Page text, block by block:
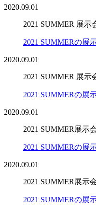
2020.09.01
2021 SUMMER 展示
2021 SUMMERの展
2020.09.01
2021 SUMMER 展示
2021 SUMMERの展
2020.09.01
2021 SUMMER展示
2021 SUMMERの展
2020.09.01
2021 SUMMER展示
2021 SUMMERの展